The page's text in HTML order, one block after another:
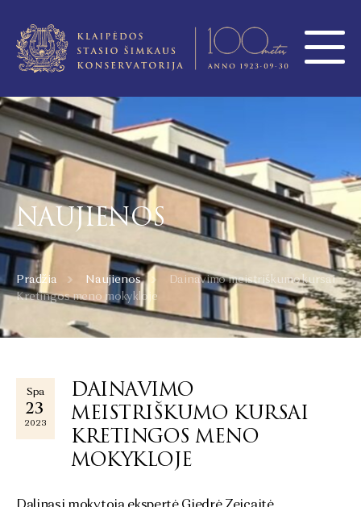
NAUJIENOS
Pradžia Naujienos
Dainavimo meistriškumo kursai
Kretingos meno mokykloje
Spa
23
2023
DAINAVIMO
MEISTRIŠKUMO KURSAI
KRETINGOS MENO
MOKYKLOJE